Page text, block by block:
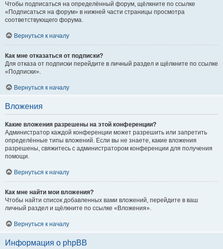
Чтобы подписаться на определённый форум, щёлкните по ссылке
«Подписаться на форум» в нижней части страницы просмотра
соответствующего форума.
Вернуться к началу
Как мне отказаться от подписки?
Для отказа от подписки перейдите в личный раздел и щёлкните по ссылке
«Подписки».
Вернуться к началу
Вложения
Какие вложения разрешены на этой конференции?
Администратор каждой конференции может разрешить или запретить
определённые типы вложений. Если вы не знаете, какие вложения
разрешены, свяжитесь с администратором конференции для получения
помощи.
Вернуться к началу
Как мне найти мои вложения?
Чтобы найти список добавленных вами вложений, перейдите в ваш
личный раздел и щёлкните по ссылке «Вложения».
Вернуться к началу
Информация о phpBB